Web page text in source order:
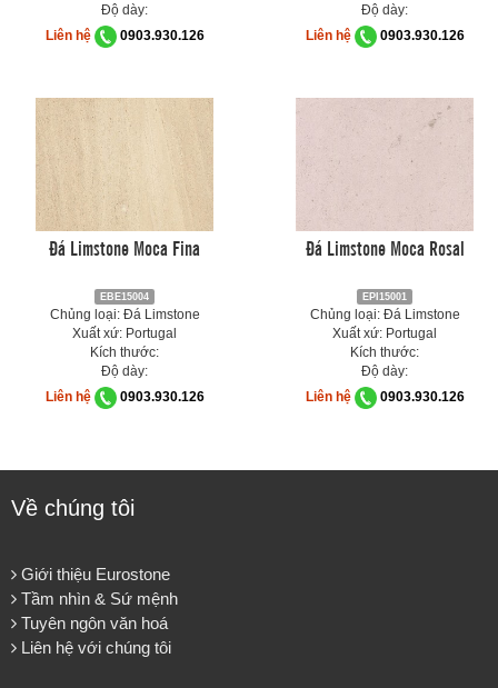
Độ dày:
Liên hệ
0903.930.126
Độ dày:
Liên hệ
0903.930.126
Đá Limstone Moca Fina
EBE15004
Chủng loại: Đá Limstone
Xuất xứ: Portugal
Kích thước:
Độ dày:
Liên hệ
0903.930.126
Đá Limstone Moca Rosal
EPI15001
Chủng loại: Đá Limstone
Xuất xứ: Portugal
Kích thước:
Độ dày:
Liên hệ
0903.930.126
Về chúng tôi
Giới thiệu Eurostone
Tầm nhìn & Sứ mệnh
Tuyên ngôn văn hoá
Liên hệ với chúng tôi